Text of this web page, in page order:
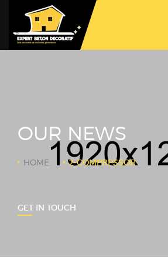
PROJETS
NOUS CONTACTER
OUR NEWS
HOME 2-COMPRESSOR
GET IN TOUCH